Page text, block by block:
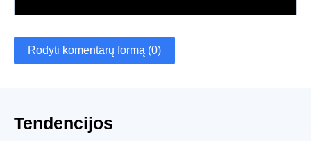
Rodyti komentarų formą (0)
Tendencijos